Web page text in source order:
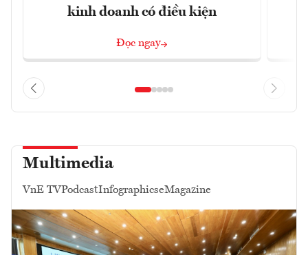
kinh doanh có điều kiện
Đọc ngay
Multimedia
VnE TVPodcastInfographicseMagazine